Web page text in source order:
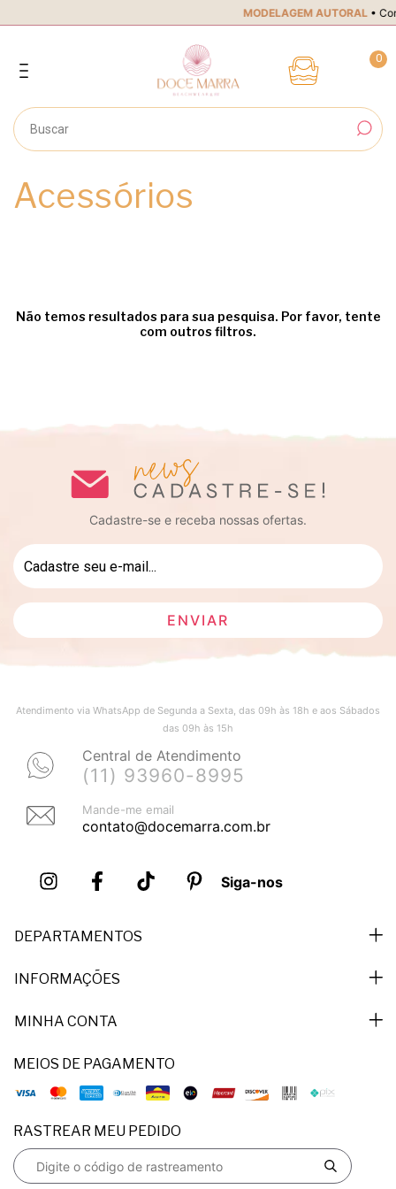
MODELAGEM AUTORAL•
0
Acessórios
Não temos resultados para sua pesquisa. Por favor, tente
com outros filtros.
Cadastre-se e receba nossas ofertas.
Atendimento via WhatsApp de Segunda a Sexta, das 09h às 18h e aos Sábados
das 09h às 15h
Central de Atendimento
(11) 93960-8995
Mande-me email
contato@docemarra.com.br
Siga-nos
DEPARTAMENTOS
INFORMAÇÕES
MINHA CONTA
MEIOS DE PAGAMENTO
RASTREAR MEU PEDIDO